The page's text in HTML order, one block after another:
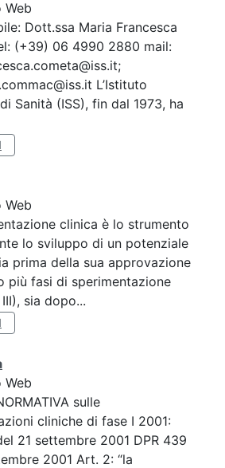
Web
Dott.ssa Maria Francesca
(+39) 06 4990 2880 mail:
L’Istituto
Sanità (ISS), fin dal 1973, ha
Web
clinica è lo strumento
lo sviluppo di un potenziale
prima della sua approvazione
più fasi di sperimentazione
sia dopo...
Web
sulle
cliniche di fase I 2001:
21 settembre 2001 DPR 439
2001 Art. 2: “la